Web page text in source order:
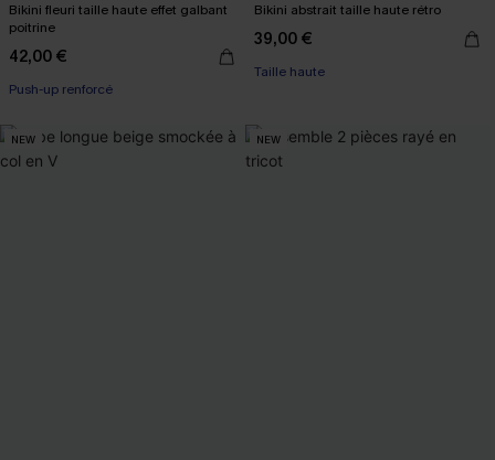
Bikini fleuri taille haute effet galbant
poitrine
42,00 €
Push-up renforcé
Bikini abstrait taille haute rétro
39,00 €
Taille haute
NEW NEW